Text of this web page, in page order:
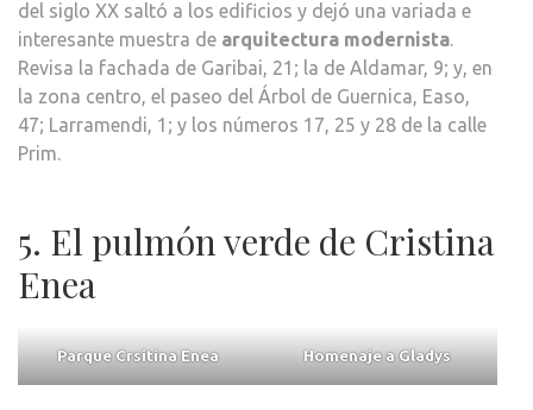
del siglo XX saltó a los edificios y dejó una variada e
interesante muestra de arquitectura modernista.
Revisa la fachada de Garibai, 21; la de Aldamar, 9; y, en
la zona centro, el paseo del Árbol de Guernica, Easo,
47; Larramendi, 1; y los números 17, 25 y 28 de la calle
Prim.
5. El pulmón verde de Cristina
Enea
Parque Crsitina Enea Homenaje a Gladys